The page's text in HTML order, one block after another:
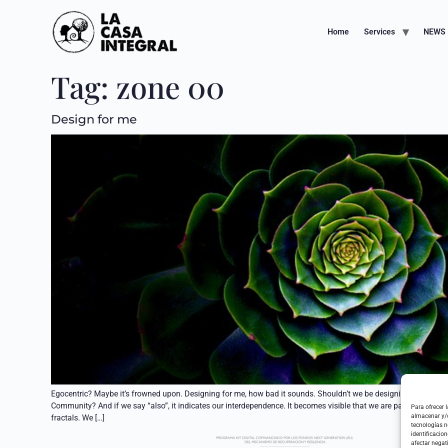
Para ofrecer
almacenar y/
tecnologías
afectar
Home Services NEWS
Tag: zone 00
Design for me
Egocentric? Maybe it’s frowned upon. Designing for me, how bad it sounds. Shouldn’t we be designing for Life,
Community? And if we say “also”, it indicates our interdependence. It becomes visible that we are part of a
fractals. We […]